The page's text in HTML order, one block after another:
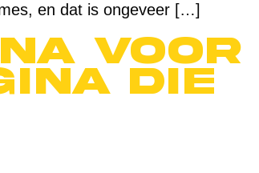
en dat is ongeveer […]
voor
die